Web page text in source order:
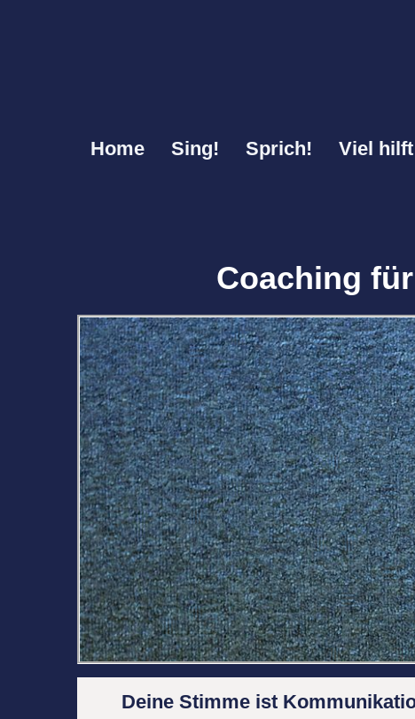
Home Sing! Sprich! Viel
Coaching
Deine Stimme ist